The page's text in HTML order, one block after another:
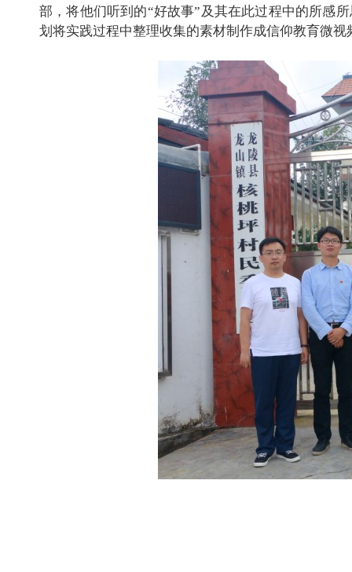
部，将他们听到的“好故事”及其在此过程中的所感
划将实践过程中整理收集的素材制作成信仰教育微